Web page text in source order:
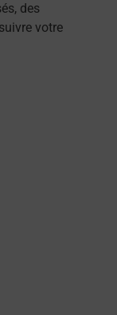
des
votre